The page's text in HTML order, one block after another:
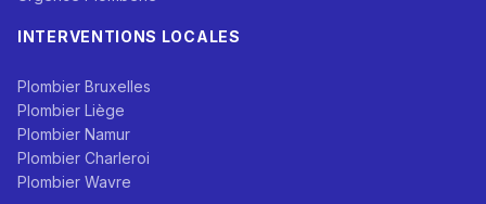
INTERVENTIONS LOCALES
Plombier Bruxelles
Plombier Liège
Plombier Namur
Plombier Charleroi
Plombier Wavre